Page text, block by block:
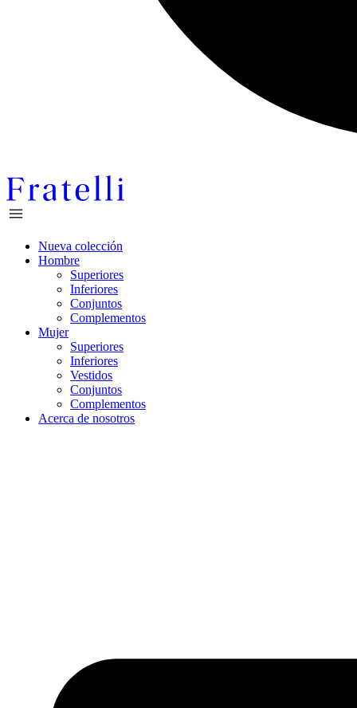
Nueva colección
Hombre
Superiores
Inferiores
Conjuntos
Complementos
Mujer
Superiores
Inferiores
Vestidos
Conjuntos
Complementos
Acerca de nosotros